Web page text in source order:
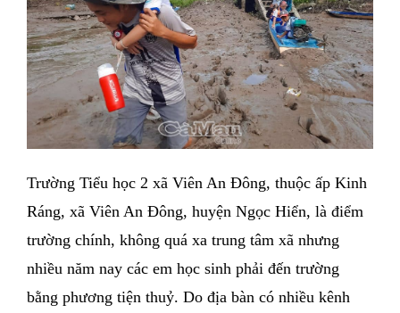
Trường Tiểu học 2 xã Viên An Ðông, thuộc ấp Kinh
Ráng, xã Viên An Ðông, huyện Ngọc Hiển, là điểm
trường chính, không quá xa trung tâm xã nhưng
nhiều năm nay các em học sinh phải đến trường
bằng phương tiện thuỷ. Do địa bàn có nhiều kênh